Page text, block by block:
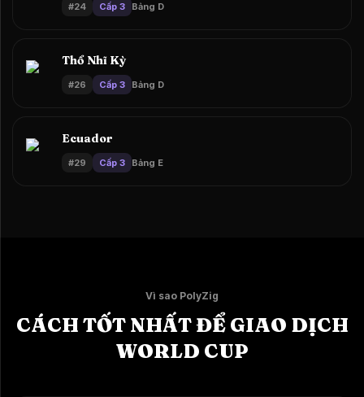
#24 Cấp 3 Bảng D
Thổ Nhĩ Kỳ
#26 Cấp 3 Bảng D
Ecuador
#29 Cấp 3 Bảng E
Vì sao PolyZig
CÁCH TỐT NHẤT ĐỂ GIAO DỊCH
WORLD CUP